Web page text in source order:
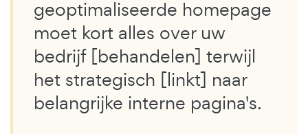
geoptimaliseerde homepage
moet kort alles over uw
bedrijf [behandelen] terwijl
het strategisch [linkt] naar
belangrijke interne pagina's.